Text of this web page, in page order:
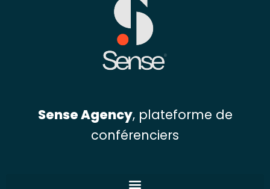
Sense Agency, plateforme de
conférenciers